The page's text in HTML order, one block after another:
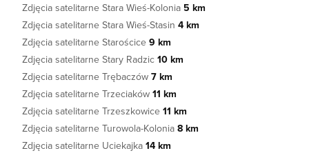
Zdjęcia satelitarne Stara Wieś-Kolonia 5 km
Zdjęcia satelitarne Stara Wieś-Stasin 4 km
Zdjęcia satelitarne Starościce 9 km
Zdjęcia satelitarne Stary Radzic 10 km
Zdjęcia satelitarne Trębaczów 7 km
Zdjęcia satelitarne Trzeciaków 11 km
Zdjęcia satelitarne Trzeszkowice 11 km
Zdjęcia satelitarne Turowola-Kolonia 8 km
Zdjęcia satelitarne Uciekajka 14 km